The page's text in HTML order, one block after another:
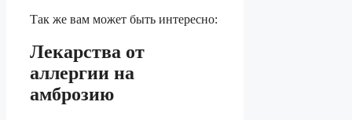
Так же вам может быть интересно:
Лекарства от
аллергии на
амброзию